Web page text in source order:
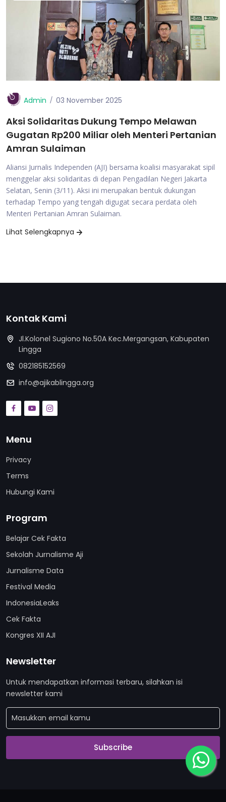
Admin 03 November 2025
Aksi Solidaritas Dukung Tempo Melawan
Gugatan Rp200 Miliar oleh Menteri Pertanian
Amran Sulaiman
Aliansi Jurnalis Independen (AJI) bersama koalisi masyarakat sipil
menggelar aksi solidaritas di depan Pengadilan Negeri Jakarta
Selatan, Senin (3/11). Aksi ini merupakan bentuk dukungan
terhadap Tempo yang tengah digugat secara perdata oleh
Menteri Pertanian Amran Sulaiman.
Lihat Selengkapnya
Kontak Kami
Jl.Kolonel Sugiono No.50A Kec.Mergangsan, Kabupaten
Lingga
082185152569
info@ajikablingga.org
Menu
Privacy
Terms
Hubungi Kami
Program
Belajar Cek Fakta
Sekolah Jurnalisme Aji
Jurnalisme Data
Festival Media
IndonesiaLeaks
Cek Fakta
Kongres XII AJI
Newsletter
Untuk mendapatkan informasi terbaru, silahkan isi
newsletter kami
Subscribe